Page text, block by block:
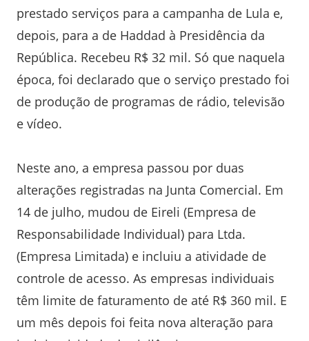
prestado serviços para a campanha de Lula e,
depois, para a de Haddad à Presidência da
República. Recebeu R$ 32 mil. Só que naquela
época, foi declarado que o serviço prestado foi
de produção de programas de rádio, televisão
e vídeo.
Neste ano, a empresa passou por duas
alterações registradas na Junta Comercial. Em
14 de julho, mudou de Eireli (Empresa de
Responsabilidade Individual) para Ltda.
(Empresa Limitada) e incluiu a atividade de
controle de acesso. As empresas individuais
têm limite de faturamento de até R$ 360 mil. E
um mês depois foi feita nova alteração para